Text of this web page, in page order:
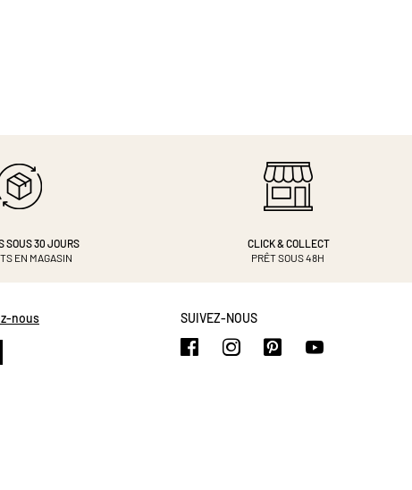
SOUS 30 JOURS
EN MAGASIN
CLICK & COLLECT
PRÊT SOUS 48H
nous SUIVEZ-NOUS
https://https://https://https://